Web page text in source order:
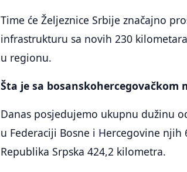
Time će Željeznice Srbije značajno
infrastrukturu sa novih 230
u regionu.
Šta je sa bosanskohercegovačkom
Danas posjedujemo ukupnu dužinu
u Federaciji Bosne i Hercegovine
Republika Srpska 424,2 kilometra.